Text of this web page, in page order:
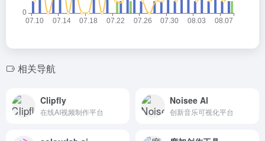
相关导航
Clipfly
在线AI视频制作平台
Noisee Al
创新音乐可视化平台